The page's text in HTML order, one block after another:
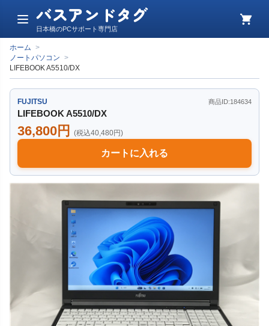
メ
ュ
ー
バスアンドタグ
日本橋のPCサポート専門店
カ
ホーム >
ノートパソコン >
LIFEBOOK A5510/DX
FUJITSU 商品ID:184634
LIFEBOOK A5510/DX
36,800円 (税込40,480円)
カートに入れる